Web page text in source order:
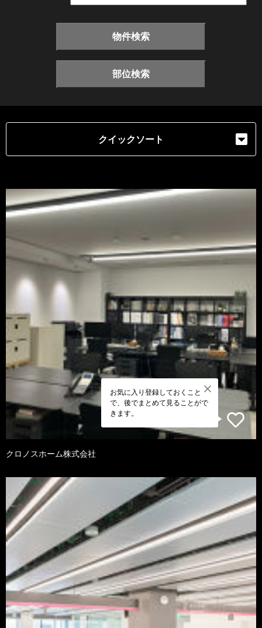
物件検索
部位検索
クイックソート
お気に入り登録しておくこと
で、後でまとめて見ることがで
きます。
クロノスホーム株式会社